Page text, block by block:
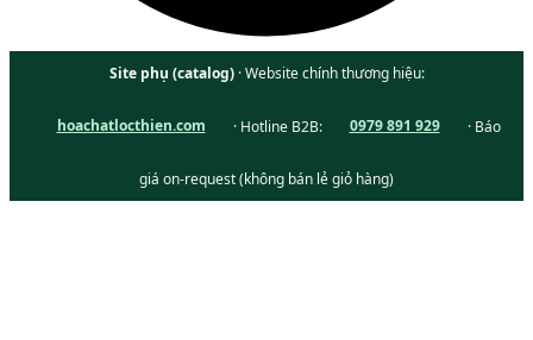
Site phụ (catalog)· Website chính thương hiệu:
hoachatlocthien.com · Hotline B2B: 0979 891 929 · Báo
giá on-request (không bán lẻ giỏ hàng)